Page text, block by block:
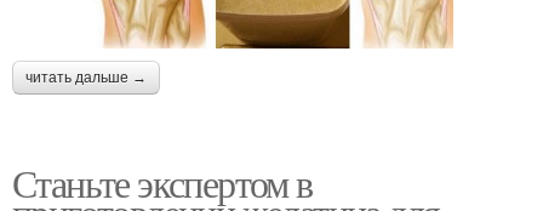
читать дальше →
Станьте экспертом в